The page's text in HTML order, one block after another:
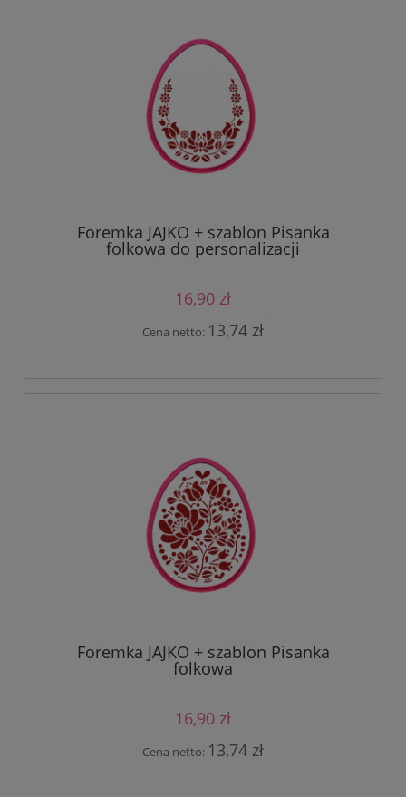
Foremka JAJKO + szablon Pisanka
folkowa do personalizacji
16,90 zł
Cena netto: 13,74 zł
Foremka JAJKO + szablon Pisanka
folkowa
16,90 zł
Cena netto: 13,74 zł